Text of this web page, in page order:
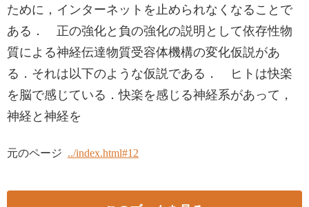
ために，インターネットを止められなくなることで
ある． 正の強化と負の強化の説明として依存性物
質による神経伝達物質受容体機構の変化仮説があ
る．それは以下のような仮説である． ヒトは快楽
を脳で感じている．快楽を感じる神経系があって，
神経と神経を
元のページ ../index.html#12